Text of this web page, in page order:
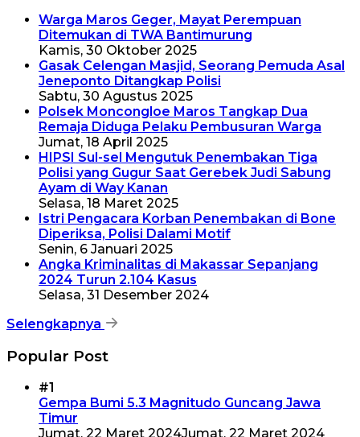
Warga Maros Geger, Mayat Perempuan
Ditemukan di TWA Bantimurung
Kamis, 30 Oktober 2025
Gasak Celengan Masjid, Seorang Pemuda Asal
Jeneponto Ditangkap Polisi
Sabtu, 30 Agustus 2025
Polsek Moncongloe Maros Tangkap Dua
Remaja Diduga Pelaku Pembusuran Warga
Jumat, 18 April 2025
HIPSI Sul-sel Mengutuk Penembakan Tiga
Polisi yang Gugur Saat Gerebek Judi Sabung
Ayam di Way Kanan
Selasa, 18 Maret 2025
Istri Pengacara Korban Penembakan di Bone
Diperiksa, Polisi Dalami Motif
Senin, 6 Januari 2025
Angka Kriminalitas di Makassar Sepanjang
2024 Turun 2.104 Kasus
Selasa, 31 Desember 2024
Selengkapnya
Popular Post
#1
Gempa Bumi 5.3 Magnitudo Guncang Jawa
Timur
Jumat, 22 Maret 2024Jumat, 22 Maret 2024